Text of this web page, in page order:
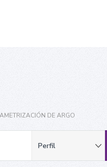
DE ARGO